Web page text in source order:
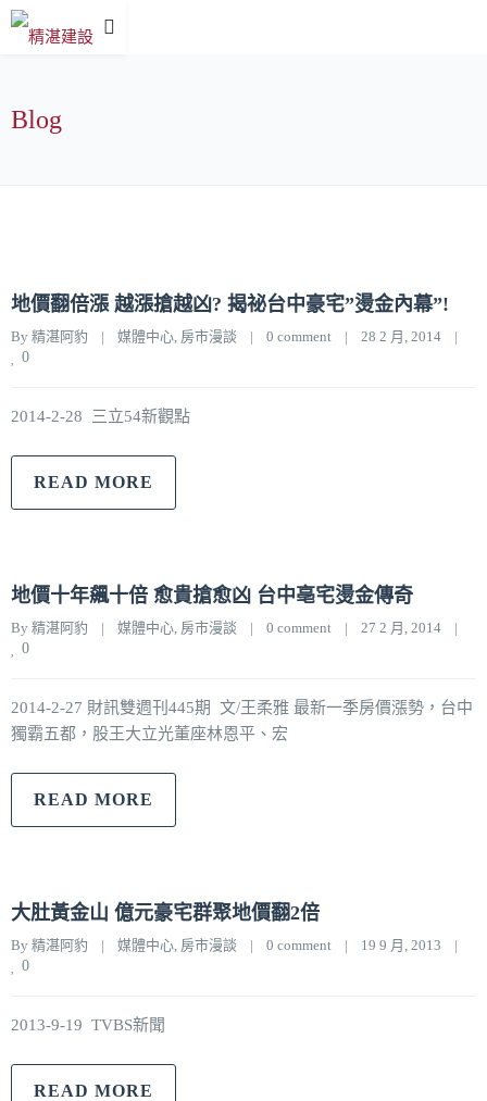
Blog
地價翻倍漲 越漲搶越凶? 揭祕台中豪宅”燙金內幕”!
By 精湛阿豹 | 媒體中心, 房市漫談 | 0 comment | 28 2 月, 2014 |
0
2014-2-28 三立54新觀點
READ MORE
地價十年飆十倍 愈貴搶愈凶 台中亳宅燙金傳奇
By 精湛阿豹 | 媒體中心, 房市漫談 | 0 comment | 27 2 月, 2014 |
0
2014-2-27 財訊雙週刊445期 文/王柔雅 最新一季房價漲勢，台中
獨霸五都，股王大立光董座林恩平、宏
READ MORE
大肚黃金山 億元豪宅群聚地價翻2倍
By 精湛阿豹 | 媒體中心, 房市漫談 | 0 comment | 19 9 月, 2013 |
0
2013-9-19 TVBS新聞
READ MORE